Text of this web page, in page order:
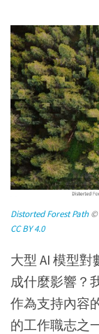
Distorted Forest Path©
CC BY 4.0
大型 AI 模型
成什麼影響？
作為支持內容
的工作職志之